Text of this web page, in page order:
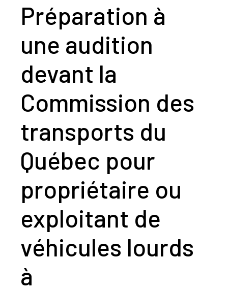
Préparation à
une audition
devant la
Commission des
transports du
Québec pour
propriétaire ou
exploitant de
véhicules lourds
à